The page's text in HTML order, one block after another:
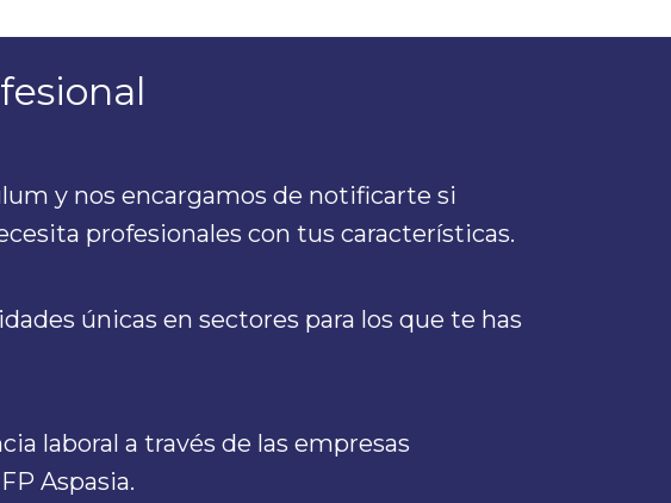
y nos encargamos de notificarte si
profesionales con tus características.
únicas en sectores para los que te has
laboral a través de las empresas
Aspasia.